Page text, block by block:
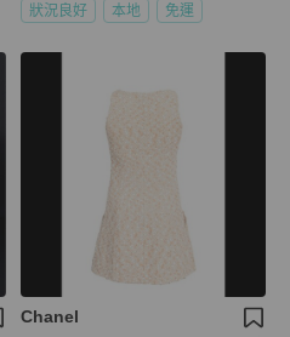
狀況良好 本地 免運
Chanel